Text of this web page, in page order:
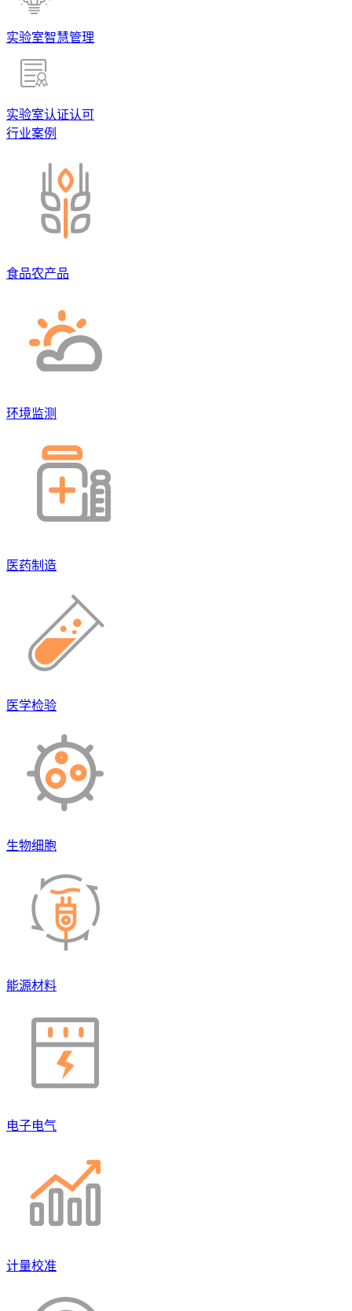
实验室智慧管理
实验室认证认可
行业案例
食品农产品
环境监测
医药制造
医学检验
生物细胞
能源材料
电子电气
计量校准